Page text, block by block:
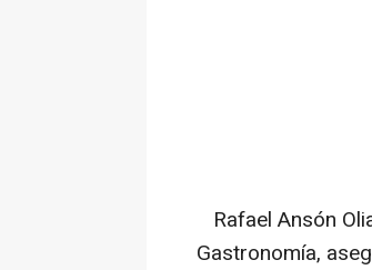
Rafael Ansón
Gastronomía,